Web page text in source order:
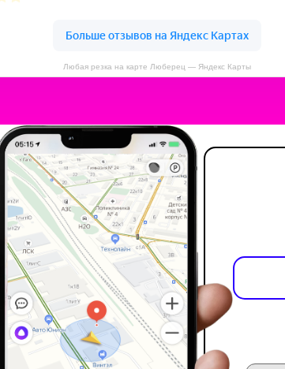
Любая резка на карте Люберец — Яндекс Карты